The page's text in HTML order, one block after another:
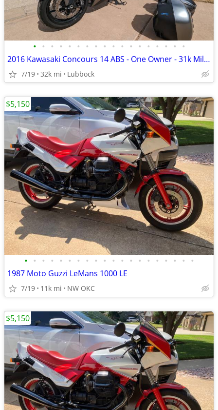
• • • • • • • • • • • • • • • • • •
2016 Kawasaki Concours 14 ABS - One Owner - 31k Miles - Meticulously M
7/19 32k mi Lubbock
• • • • • • • • • • • • • • • • • • • •
1987 Moto Guzzi LeMans 1000 LE
7/19 11k mi NW OKC
$5,150
$5,150